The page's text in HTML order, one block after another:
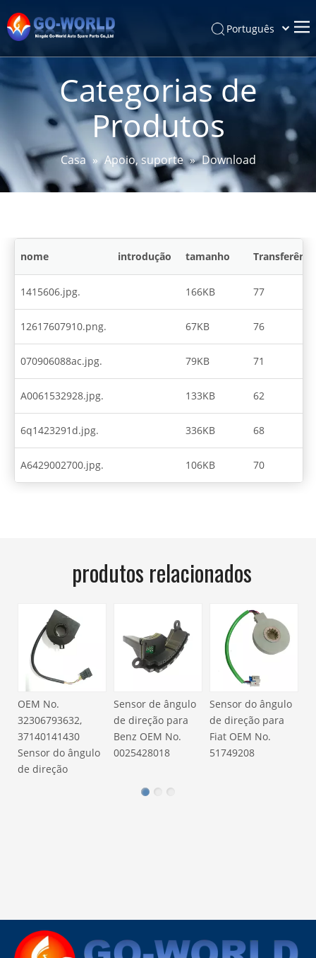
Cerca de
Produtos
Serviço e Personalização
Notícias
Português
Latine
English
Categorias de
Produtos
Casa » Apoio, suporte » Download
nome introdução tamanho
1415606.jpg. 166KB 77
12617607910.png. 67KB 76
070906088ac.jpg. 79KB 71
A0061532928.jpg. 133KB 62
6q1423291d.jpg. 336KB 68
A6429002700.jpg. 106KB 70
produtos relacionados
OEM No.
32306793632,
37140141430
Sensor do ângulo
de direção
Sensor de ângulo
de direção para
Benz OEM No.
0025428018
Sensor do ângulo
de direção para
Fiat OEM No.
51749208